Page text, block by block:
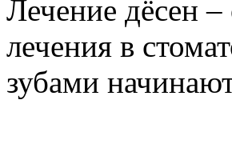
Лечение дёсен
лечения в
зубами